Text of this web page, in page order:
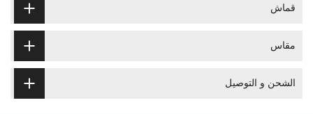
قماش
مقاس
الشحن و التوصيل